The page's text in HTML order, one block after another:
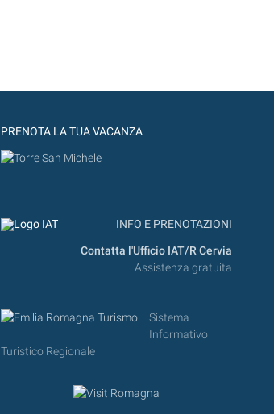
PRENOTA LA TUA VACANZA
INFO E PRENOTAZIONI
Contatta l'Ufficio IAT/R Cervia
Assistenza gratuita
Sistema
Informativo
Turistico Regionale